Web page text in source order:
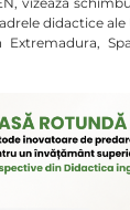
didactice